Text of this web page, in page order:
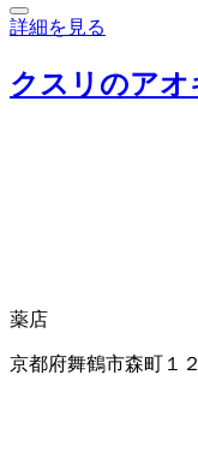
詳細を見る
クスリのアオ
薬店
京都府舞鶴市森町１２